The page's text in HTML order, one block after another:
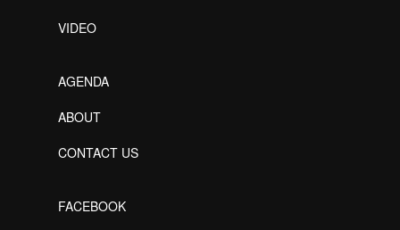
VIDEO
AGENDA
ABOUT
CONTACT US
FACEBOOK